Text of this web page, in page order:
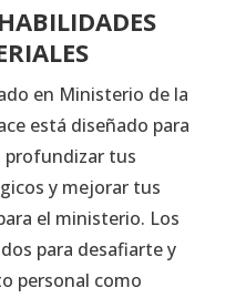
en Ministerio de la
está diseñado para
profundizar tus
y mejorar tus
el ministerio. Los
para desafiarte y
personal como